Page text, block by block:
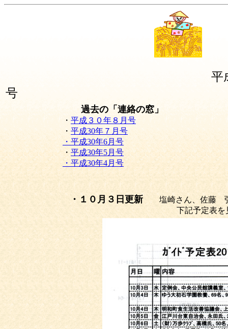
平
号
過去の「連絡の窓」
・ 平成３０年８月号
・ 平成30年７月号
・平成30年6月号
・ 平成30年5月号
・平成30年4月号
・１０月３日更新 塩崎さん、佐藤
下記予定表を見て、至急出欠